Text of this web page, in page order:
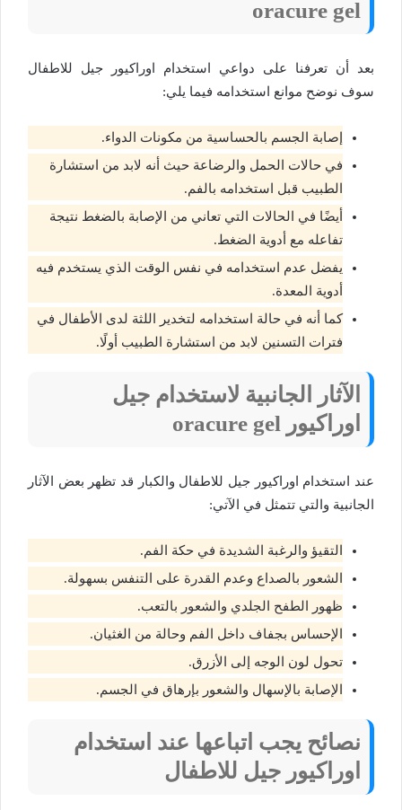
oracure gel
بعد أن تعرفنا على دواعي استخدام اوراكيور جيل للاطفال
سوف نوضح موانع استخدامه فيما يلي:
إصابة الجسم بالحساسية من مكونات الدواء.
في حالات الحمل والرضاعة حيث أنه لابد من استشارة
الطبيب قبل استخدامه بالفم.
أيضًا في الحالات التي تعاني من الإصابة بالضغط نتيجة
تفاعله مع أدوية الضغط.
يفضل عدم استخدامه في نفس الوقت الذي يستخدم فيه
أدوية المعدة.
كما أنه في حالة استخدامه لتخدير اللثة لدى الأطفال في
فترات التسنين لابد من استشارة الطبيب أولًا.
الآثار الجانبية لاستخدام جيل
اوراكيور oracure gel
عند استخدام اوراكيور جيل للاطفال والكبار قد تظهر بعض الآثار
الجانبية والتي تتمثل في الآتي:
التقيؤ والرغبة الشديدة في حكة الفم.
الشعور بالصداع وعدم القدرة على التنفس بسهولة.
ظهور الطفح الجلدي والشعور بالتعب.
الإحساس بجفاف داخل الفم وحالة من الغثيان.
تحول لون الوجه إلى الأزرق.
الإصابة بالإسهال والشعور بإرهاق في الجسم.
نصائح يجب اتباعها عند استخدام
اوراكيور جيل للاطفال